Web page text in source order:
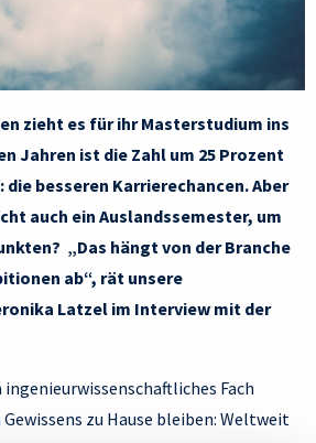
zieht es für ihr Masterstudium ins
Jahren ist die Zahl um 25 Prozent
die besseren Karrierechancen. Aber
auch ein Auslandssemester, um
„Das hängt von der Branche
ab“, rät unsere
Latzel im Interview mit der
Fach
zu Hause bleiben: Weltweit